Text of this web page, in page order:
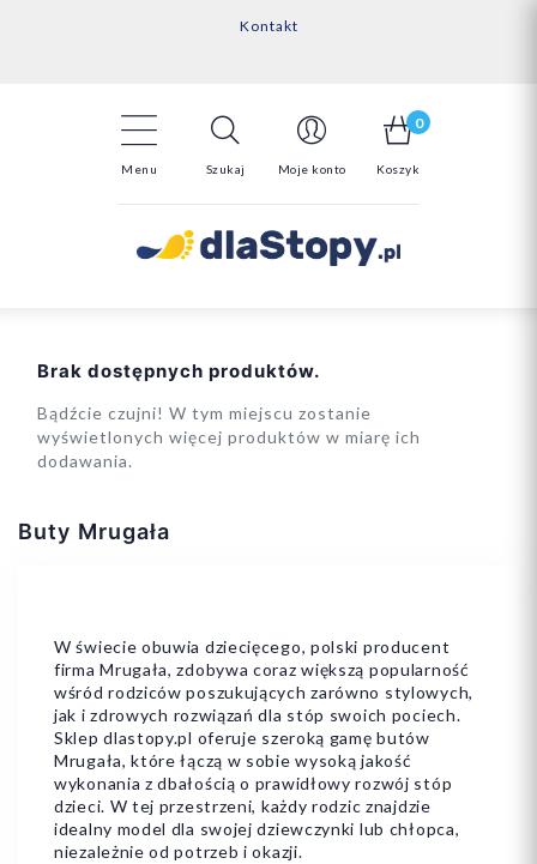
Kontakt
14 Dni na darmowy zwrot*
Menu Szukaj Moje konto
0
Koszyk
Buty Mrugała
W świecie obuwia dziecięcego, polski producent
firma Mrugała, zdobywa coraz większą popularność
wśród rodziców poszukujących zarówno stylowych,
jak i zdrowych rozwiązań dla stóp swoich pociech.
Sklep dlastopy.pl oferuje szeroką gamę butów
Mrugała, które łączą w sobie wysoką jakość
wykonania z dbałością o prawidłowy rozwój stóp
dzieci. W tej przestrzeni, każdy rodzic znajdzie
idealny model dla swojej dziewczynki lub chłopca,
niezależnie od potrzeb i okazji.
Brak dostępnych produktów.
Bądźcie czujni! W tym miejscu zostanie
wyświetlonych więcej produktów w miarę ich
dodawania.